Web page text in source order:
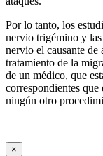
Por lo tanto, los
nervio trigémino y
nervio el causante de
tratamiento de la
de un médico, que
correspondientes
ningún otro
×